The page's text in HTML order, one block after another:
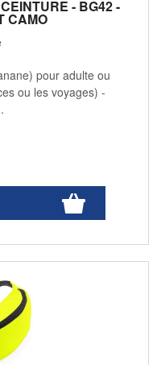
- BG42 -
CAMO
pour adulte ou
ou les voyages) -